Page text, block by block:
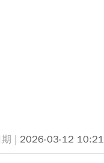
2026-03-12 10:21